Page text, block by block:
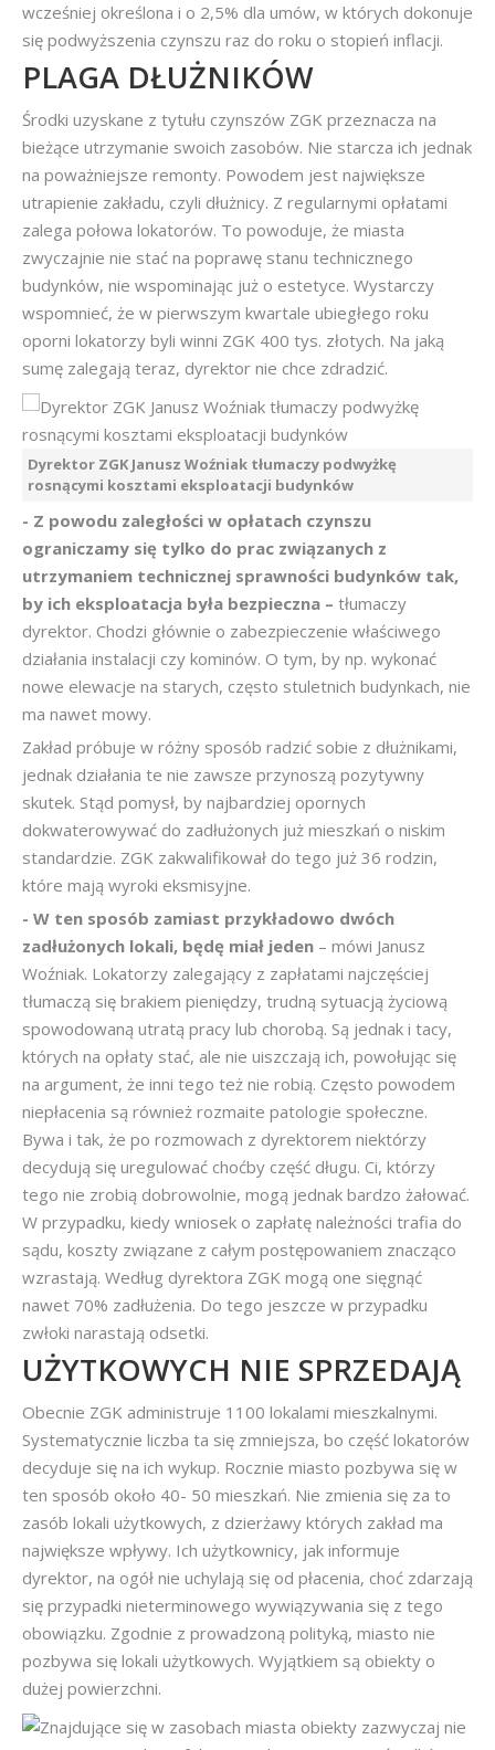
wcześniej określona i o 2,5% dla umów, w których dokonuje
się podwyższenia czynszu raz do roku o stopień inflacji.
PLAGA DŁUŻNIKÓW
Środki uzyskane z tytułu czynszów ZGK przeznacza na
bieżące utrzymanie swoich zasobów. Nie starcza ich jednak
na poważniejsze remonty. Powodem jest największe
utrapienie zakładu, czyli dłużnicy. Z regularnymi opłatami
zalega połowa lokatorów. To powoduje, że miasta
zwyczajnie nie stać na poprawę stanu technicznego
budynków, nie wspominając już o estetyce. Wystarczy
wspomnieć, że w pierwszym kwartale ubiegłego roku
oporni lokatorzy byli winni ZGK 400 tys. złotych. Na jaką
sumę zalegają teraz, dyrektor nie chce zdradzić.
Dyrektor ZGK Janusz Woźniak tłumaczy podwyżkę
rosnącymi kosztami eksploatacji budynków
- Z powodu zaległości w opłatach czynszu
ograniczamy się tylko do prac związanych z
utrzymaniem technicznej sprawności budynków tak,
by ich eksploatacja była bezpieczna – tłumaczy
dyrektor. Chodzi głównie o zabezpieczenie właściwego
działania instalacji czy kominów. O tym, by np. wykonać
nowe elewacje na starych, często stuletnich budynkach, nie
ma nawet mowy.
Zakład próbuje w różny sposób radzić sobie z dłużnikami,
jednak działania te nie zawsze przynoszą pozytywny
skutek. Stąd pomysł, by najbardziej opornych
dokwaterowywać do zadłużonych już mieszkań o niskim
standardzie. ZGK zakwalifikował do tego już 36 rodzin,
które mają wyroki eksmisyjne.
- W ten sposób zamiast przykładowo dwóch
zadłużonych lokali, będę miał jeden – mówi Janusz
Woźniak. Lokatorzy zalegający z zapłatami najczęściej
tłumaczą się brakiem pieniędzy, trudną sytuacją życiową
spowodowaną utratą pracy lub chorobą. Są jednak i tacy,
których na opłaty stać, ale nie uiszczają ich, powołując się
na argument, że inni tego też nie robią. Często powodem
niepłacenia są również rozmaite patologie społeczne.
Bywa i tak, że po rozmowach z dyrektorem niektórzy
decydują się uregulować choćby część długu. Ci, którzy
tego nie zrobią dobrowolnie, mogą jednak bardzo żałować.
W przypadku, kiedy wniosek o zapłatę należności trafia do
sądu, koszty związane z całym postępowaniem znacząco
wzrastają. Według dyrektora ZGK mogą one sięgnąć
nawet 70% zadłużenia. Do tego jeszcze w przypadku
zwłoki narastają odsetki.
UŻYTKOWYCH NIE SPRZEDAJĄ
Obecnie ZGK administruje 1100 lokalami mieszkalnymi.
Systematycznie liczba ta się zmniejsza, bo część lokatorów
decyduje się na ich wykup. Rocznie miasto pozbywa się w
ten sposób około 40- 50 mieszkań. Nie zmienia się za to
zasób lokali użytkowych, z dzierżawy których zakład ma
największe wpływy. Ich użytkownicy, jak informuje
dyrektor, na ogół nie uchylają się od płacenia, choć zdarzają
się przypadki nieterminowego wywiązywania się z tego
obowiązku. Zgodnie z prowadzoną polityką, miasto nie
pozbywa się lokali użytkowych. Wyjątkiem są obiekty o
dużej powierzchni.